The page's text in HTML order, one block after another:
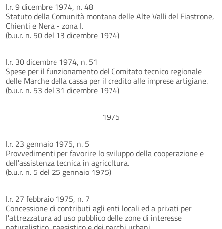
l.r. 9 dicembre 1974, n. 48
Statuto della Comunità montana delle Alte Valli del Fiastrone,
Chienti e Nera - zona I.
(b.u.r. n. 50 del 13 dicembre 1974)
l.r. 30 dicembre 1974, n. 51
Spese per il funzionamento del Comitato tecnico regionale
delle Marche della cassa per il credito alle imprese artigiane.
(b.u.r. n. 53 del 31 dicembre 1974)
1975
l.r. 23 gennaio 1975, n. 5
Provvedimenti per favorire lo sviluppo della cooperazione e
dell'assistenza tecnica in agricoltura.
(b.u.r. n. 5 del 25 gennaio 1975)
l.r. 27 febbraio 1975, n. 7
Concessione di contributi agli enti locali ed a privati per
l'attrezzatura ad uso pubblico delle zone di interesse